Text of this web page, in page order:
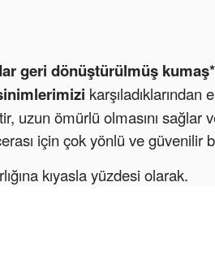
geri dönüştürülmüş
ömürlü olmasını sağlar
için çok yönlü ve güvenilir
kıyasla yüzdesi olarak.